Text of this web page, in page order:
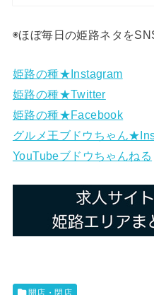
◉ほぼ毎日の姫路ネタを
姫路の種★Instagram
姫路の種★Twitter
姫路の種★Facebook
グルメ王ブドウちゃん
YouTubeブドウちゃんねる
開店・閉店